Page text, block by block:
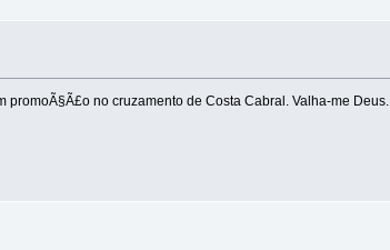
no cruzamento de Costa Cabral. Valha-me Deus.